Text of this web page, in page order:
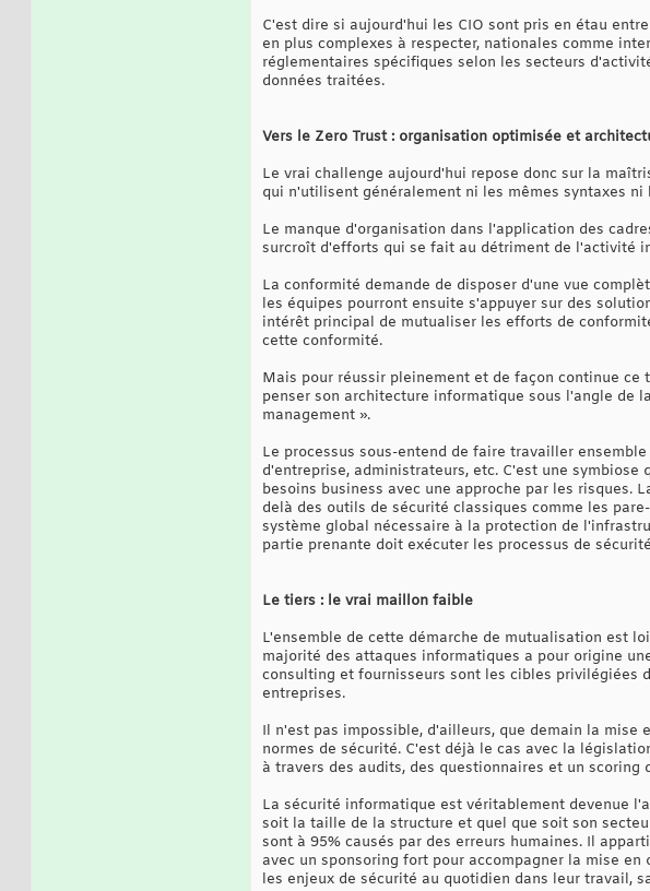
C'est dire si aujourd'hui les CIO sont pris en étau
en plus complexes à respecter, nationales comme
réglementaires spécifiques selon les secteurs
données traitées.
Vers le Zero Trust : organisation optimisée et
Le vrai challenge aujourd'hui repose donc sur la
qui n'utilisent généralement ni les mêmes syntaxes
Le manque d'organisation dans l'application des
surcroît d'efforts qui se fait au détriment de l'activité
La conformité demande de disposer d'une vue
les équipes pourront ensuite s'appuyer sur des
intérêt principal de mutualiser les efforts de
cette conformité.
Mais pour réussir pleinement et de façon continue
penser son architecture informatique sous l'angle de
management ».
Le processus sous-entend de faire travailler
d'entreprise, administrateurs, etc. C'est une
besoins business avec une approche par les risques.
delà des outils de sécurité classiques comme les
système global nécessaire à la protection de
partie prenante doit exécuter les processus de
Le tiers : le vrai maillon faible
L'ensemble de cette démarche de mutualisation est
majorité des attaques informatiques a pour origine
consulting et fournisseurs sont les cibles privilégiées
entreprises.
Il n'est pas impossible, d'ailleurs, que demain la
normes de sécurité. C'est déjà le cas avec la
à travers des audits, des questionnaires et un
La sécurité informatique est véritablement devenue
soit la taille de la structure et quel que soit son
sont à 95% causés par des erreurs humaines. Il
avec un sponsoring fort pour accompagner la mise
les enjeux de sécurité au quotidien dans leur travail,